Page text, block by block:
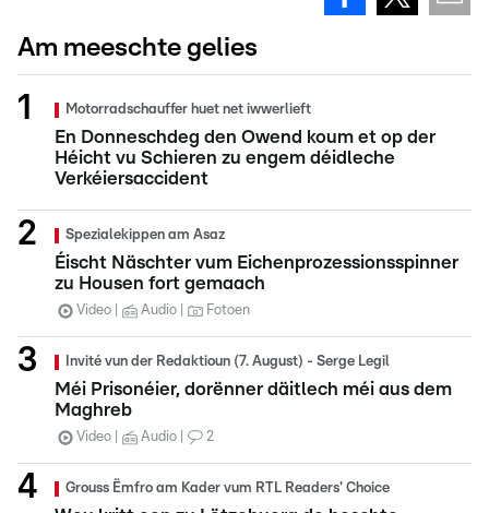
Am meeschte gelies
Motorradschauffer huet net iwwerlieft
En Donneschdeg den Owend koum et op der
Héicht vu Schieren zu engem déidleche
Verkéiersaccident
Spezialekippen am Asaz
Éischt Näschter vum Eichenprozessionsspinner
zu Housen fort gemaach
Video Audio Fotoen
Invité vun der Redaktioun (7. August) - Serge Legil
Méi Prisonéier, dorënner däitlech méi aus dem
Maghreb
Video Audio 2
Grouss Ëmfro am Kader vum RTL Readers' Choice